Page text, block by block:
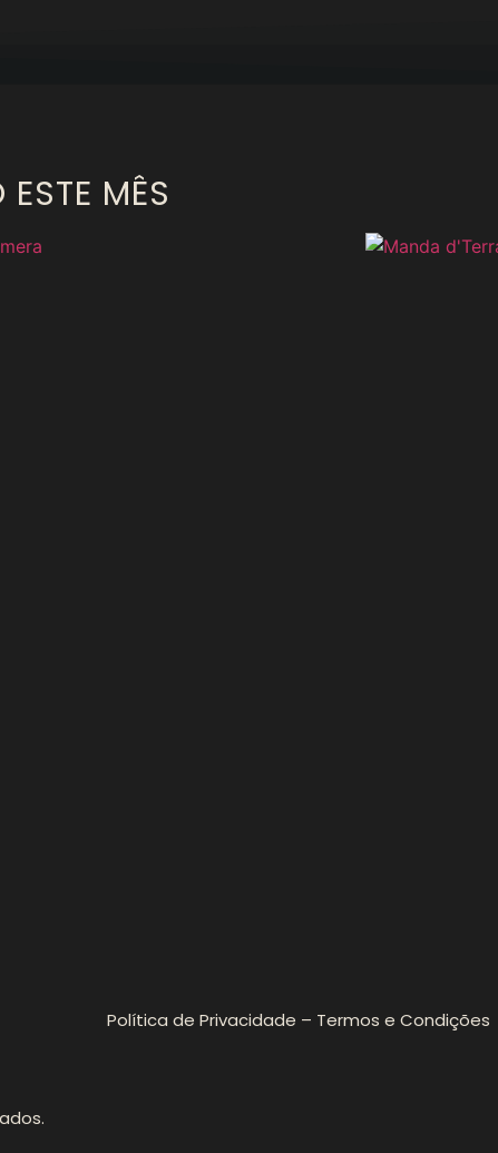
MÊS
Política de Privacidade – Termos e Condições